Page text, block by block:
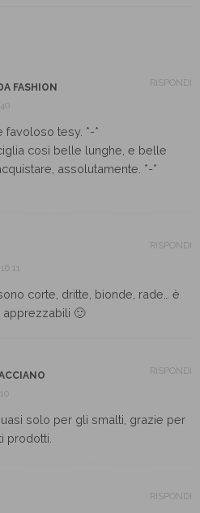
FASHION
favoloso tesy. *-*
così belle lunghe, e belle
assolutamente. *-*
RISPONDI
corte, dritte, bionde, rade… è
🙂
RISPONDI
solo per gli smalti, grazie per
prodotti.
RISPONDI
RISPONDI